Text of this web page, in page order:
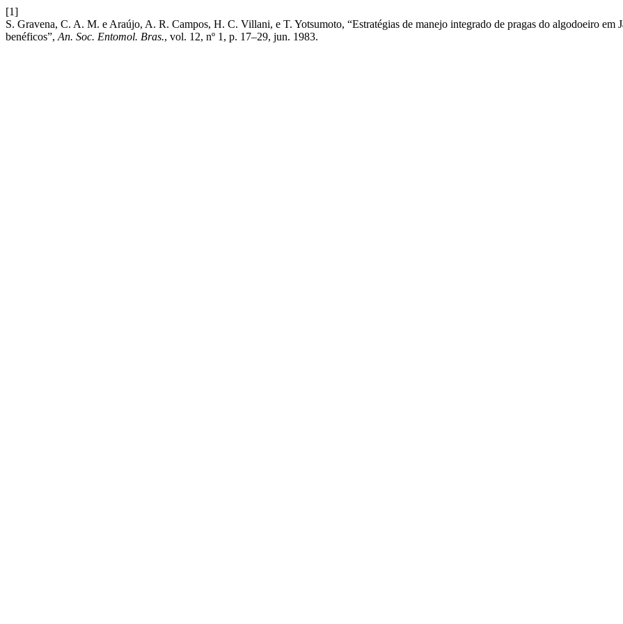
[1]
S. Gravena, C. A. M. e Araújo, A. R. Campos, H. C. Villani, e T. Yotsumoto, “Estratégias de manejo integrado de pragas do algodoeiro em
benéficos”, An. Soc. Entomol. Bras., vol. 12, nº 1, p. 17–29, jun. 1983.